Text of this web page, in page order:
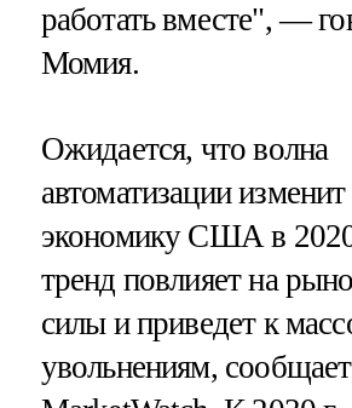
работать вместе", —
Момия.
Ожидается, что волна
автоматизации
экономику США в
тренд повлияет на
силы и приведет к
увольнениям, сообщает